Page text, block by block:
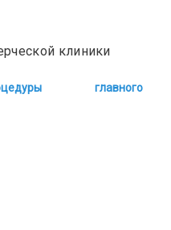
клиники
процедуры главного